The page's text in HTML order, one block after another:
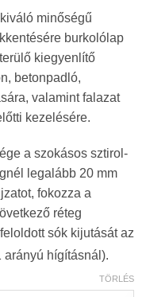
minőségű
burkolólap
kiegyenlítő
betonpadló,
valamint falazat
kezelésére.
a szokásos sztirol-
legalább 20 mm
fokozza a
réteg
sók kijutását az
arányú hígításnál).
TÖRLÉS